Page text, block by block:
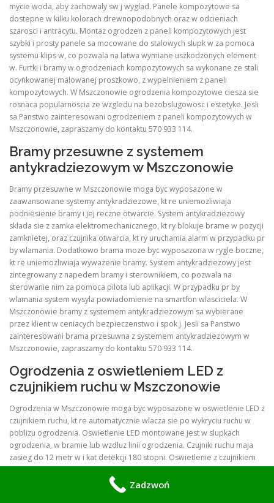
mycie woda, aby zachowaly sw j wyglad. Panele kompozytowe sa
dostepne w kilku kolorach drewnopodobnych oraz w odcieniach
szarosci i antracytu. Montaz ogrodzen z paneli kompozytowych jest
szybki i prosty panele sa mocowane do stalowych slupk w za pomoca
systemu klips w, co pozwala na latwa wymiane uszkodzonych element
w. Furtki i bramy w ogrodzeniach kompozytowych sa wykonane ze stali
ocynkowanej malowanej proszkowo, z wypelnieniem z paneli
kompozytowych. W Mszczonowie ogrodzenia kompozytowe ciesza sie
rosnaca popularnoscia ze wzgledu na bezobslugowosc i estetyke. Jesli
sa Panstwo zainteresowani ogrodzeniem z paneli kompozytowych w
Mszczonowie, zapraszamy do kontaktu 570 933 114.
Bramy przesuwne z systemem
antykradziezowym w Mszczonowie
Bramy przesuwne w Mszczonowie moga byc wyposazone w
zaawansowane systemy antykradziezowe, kt re uniemozliwiaja
podniesienie bramy i jej reczne otwarcie. System antykradziezowy
sklada sie z zamka elektromechanicznego, kt ry blokuje brame w pozycji
zamknietej, oraz czujnika otwarcia, kt ry uruchamia alarm w przypadku pr
by wlamania. Dodatkowo brama moze byc wyposazona w rygle boczne,
kt re uniemozliwiaja wywazenie bramy. System antykradziezowy jest
zintegrowany z napedem bramy i sterownikiem, co pozwala na
sterowanie nim za pomoca pilota lub aplikacji. W przypadku pr by
wlamania system wysyla powiadomienie na smartfon wlasciciela. W
Mszczonowie bramy z systemem antykradziezowym sa wybierane
przez klient w ceniacych bezpieczenstwo i spok j. Jesli sa Panstwo
zainteresowani brama przesuwna z systemem antykradziezowym w
Mszczonowie, zapraszamy do kontaktu 570 933 114.
Ogrodzenia z oswietleniem LED z
czujnikiem ruchu w Mszczonowie
Ogrodzenia w Mszczonowie moga byc wyposazone w oswietlenie LED z
czujnikiem ruchu, kt re automatycznie wlacza sie po wykryciu ruchu w
poblizu ogrodzenia. Oswietlenie LED montowane jest w slupkach
ogrodzenia, w bramie lub wzdluz linii ogrodzenia. Czujniki ruchu maja
zasieg do 12 metr w i kat detekcji 180 stopni. Oswietlenie z czujnikiem
ruchu zwieksza bezpieczenstwo posesji, odstrasza intruz w i ulatwia
poruszanie sie po posesji po zmroku. Oswietlenie LED jest
energooszczedne i ma dluga zywotnosc do 50 000 godzin. Czujnik
Zadzwoń